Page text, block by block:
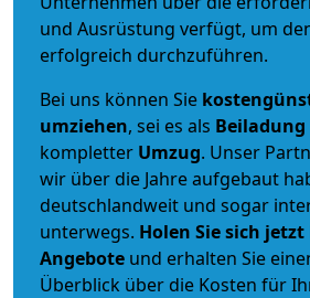
und Ausrüstung verfügt, um
erfolgreich durchzuführen.
Bei uns können Sie
umziehen, sei es als Beiladung
kompletter Umzug. Unser
wir über die Jahre aufgebaut
deutschlandweit und sogar
unterwegs. Holen Sie sich
Angebote und erhalten Sie
Überblick über die Kosten für